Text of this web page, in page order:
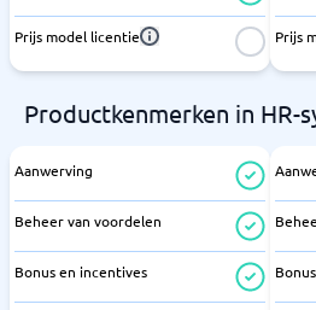
Prijs model licentie Prijs
Productkenmerken in HR-
Aanwerving
Beheer van voordelen
Bonus en incentives